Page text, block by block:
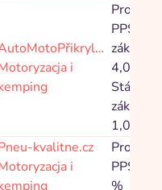
i
Prowizja
PPS
zákazník
4,00 %,
Stávající
zákazník
1,00 %
kvalitne.cz
i
Prowizja
PPS
%